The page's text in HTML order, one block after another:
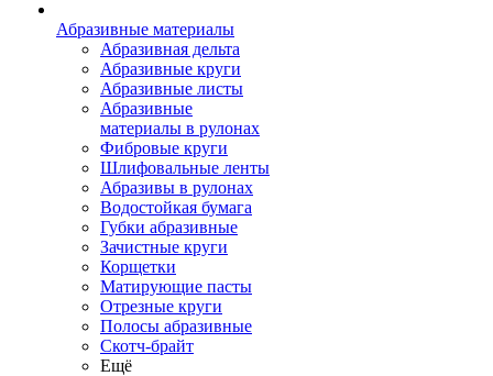
Абразивные материалы
Абразивная дельта
Абразивные круги
Абразивные листы
Абразивные
материалы в рулонах
Фибровые круги
Шлифовальные ленты
Абразивы в рулонах
Водостойкая бумага
Губки абразивные
Зачистные круги
Корщетки
Матирующие пасты
Отрезные круги
Полосы абразивные
Скотч-брайт
Ещё